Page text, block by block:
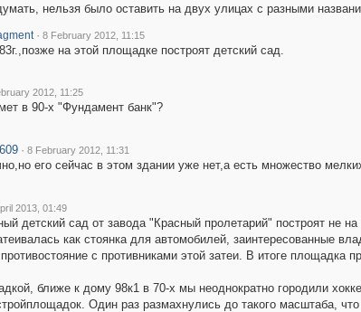
нельзя было оставить на двух улицах с разными
· 8 February 2012, 11:15
на этой площадке построят детский сад.
2012, 11:25
в 90-х "Фундамент банк"?
· 8 February 2012, 11:31
его сейчас в этом здании уже нет,а есть множество
2013, 01:49
детский сад от завода "Красный пролетарий" построят не
как стоянка для автомобилей, заинтересованные
с противниками этой затеи. В итоге площадка
ближе к дому 98к1 в 70-х мы неоднократно городили
Один раз размахнулись до такого масштаба,